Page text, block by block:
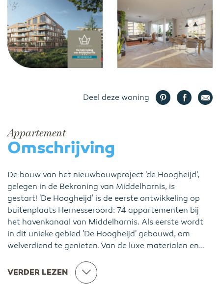
Deel deze woning
Appartement
Omschrijving
De bouw van het nieuwbouwproject 'de Hoogheijd',
gelegen in de Bekroning van Middelharnis, is
gestart! 'De Hoogheijd' is de eerste ontwikkeling op
buitenplaats Hernesseroord: 74 appartementen bij
het havenkanaal van Middelharnis. Als eerste wordt
in dit unieke gebied 'De Hoogheijd' gebouwd, om
welverdiend te genieten. Van de luxe materialen en...
VERDER LEZEN